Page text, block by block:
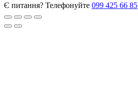
Є питання? Телефонуйте 099 425 66 85